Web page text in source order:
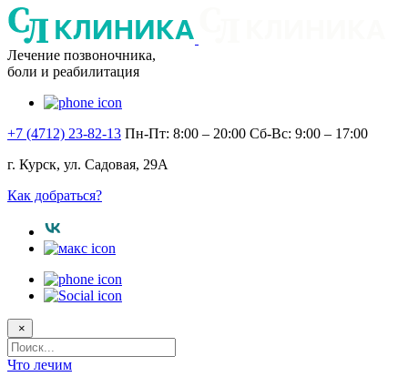
Лечение позвоночника,
боли и реабилитация
+7 (4712) 23-82-13 Пн-Пт: 8:00 – 20:00 Сб-Вс: 9:00 – 17:00
г. Курск, ул. Садовая, 29А
Как добраться?
×
Поисковый
запрос
Что лечим